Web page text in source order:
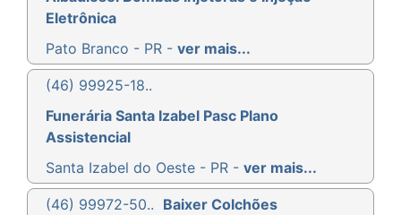
Eletrônica
Pato Branco - PR - ver mais...
(46) 99925-18..
Funerária Santa Izabel Pasc Plano
Assistencial
Santa Izabel do Oeste - PR - ver mais...
(46) 99972-50.. Baixer Colchões